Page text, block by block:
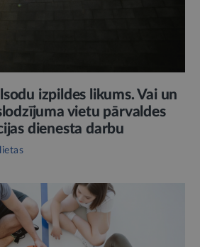
izpildes likums. Vai un
vietu pārvaldes
dienesta darbu